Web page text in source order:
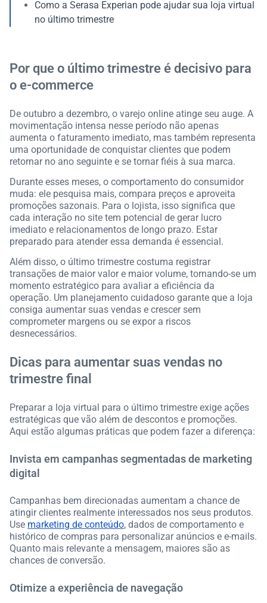
Como a Serasa Experian pode ajudar sua loja virtual
no último trimestre
Por que o último trimestre é decisivo para
o e-commerce
De outubro a dezembro, o varejo online atinge seu auge. A
movimentação intensa nesse período não apenas
aumenta o faturamento imediato, mas também representa
uma oportunidade de conquistar clientes que podem
retornar no ano seguinte e se tornar fiéis à sua marca.
Durante esses meses, o comportamento do consumidor
muda: ele pesquisa mais, compara preços e aproveita
promoções sazonais. Para o lojista, isso significa que
cada interação no site tem potencial de gerar lucro
imediato e relacionamentos de longo prazo. Estar
preparado para atender essa demanda é essencial.
Além disso, o último trimestre costuma registrar
transações de maior valor e maior volume, tornando-se um
momento estratégico para avaliar a eficiência da
operação. Um planejamento cuidadoso garante que a loja
consiga aumentar suas vendas e crescer sem
comprometer margens ou se expor a riscos
desnecessários.
Dicas para aumentar suas vendas no
trimestre final
Preparar a loja virtual para o último trimestre exige ações
estratégicas que vão além de descontos e promoções.
Aqui estão algumas práticas que podem fazer a diferença:
Invista em campanhas segmentadas de marketing
digital
Campanhas bem direcionadas aumentam a chance de
atingir clientes realmente interessados nos seus produtos.
Use marketing de conteúdo, dados de comportamento e
histórico de compras para personalizar anúncios e e-mails.
Quanto mais relevante a mensagem, maiores são as
chances de conversão.
Otimize a experiência de navegação